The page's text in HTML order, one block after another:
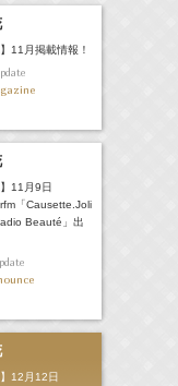
11月掲載情報！
11月9日
「Causette.Joli
Beauté」出
】12月12日